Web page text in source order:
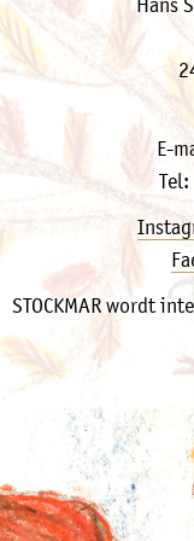
Hans
E-
STOCKMAR wordt